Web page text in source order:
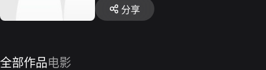
分享
全部作品电影